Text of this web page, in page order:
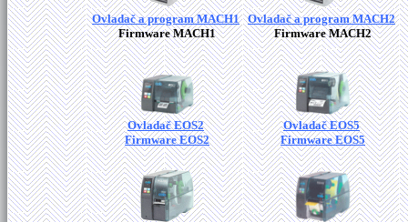
Ovladač a program MACH1
Firmware MACH1
Ovladač a program MACH2
Firmware MACH2
Ovladač EOS2
Firmware EOS2
Ovladač EOS5
Firmware EOS5